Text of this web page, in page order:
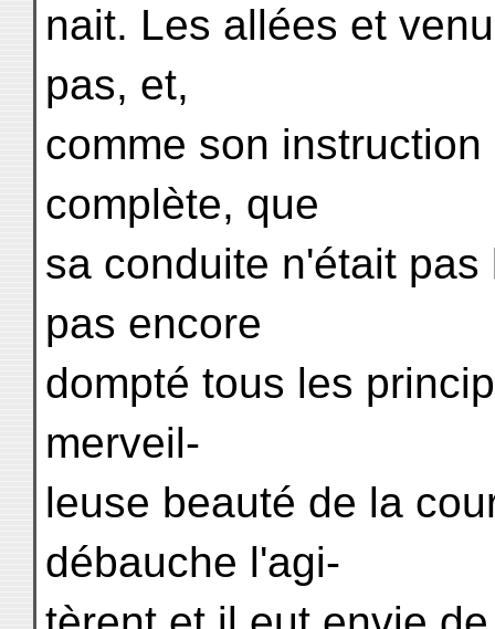
nait. Les allées et
pas, et,
comme son
complète, que
sa conduite n'était
pas encore
dompté tous les
merveil-
leuse beauté de la
débauche l'agi-